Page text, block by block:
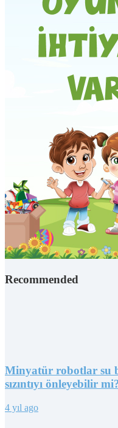
Recommended
Minyatür robotlar su
sızıntıyı önleyebilir
4 yıl ago